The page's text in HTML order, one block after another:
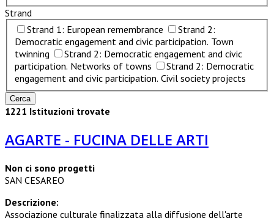
Strand
Strand 1: European remembrance
Strand 2:
Democratic engagement and civic participation. Town
twinning
Strand 2: Democratic engagement and civic
participation. Networks of towns
Strand 2: Democratic
engagement and civic participation. Civil society projects
1221 Istituzioni trovate
AGARTE - FUCINA DELLE ARTI
Non ci sono progetti
SAN CESAREO
Descrizione:
Associazione culturale finalizzata alla diffusione dell'arte